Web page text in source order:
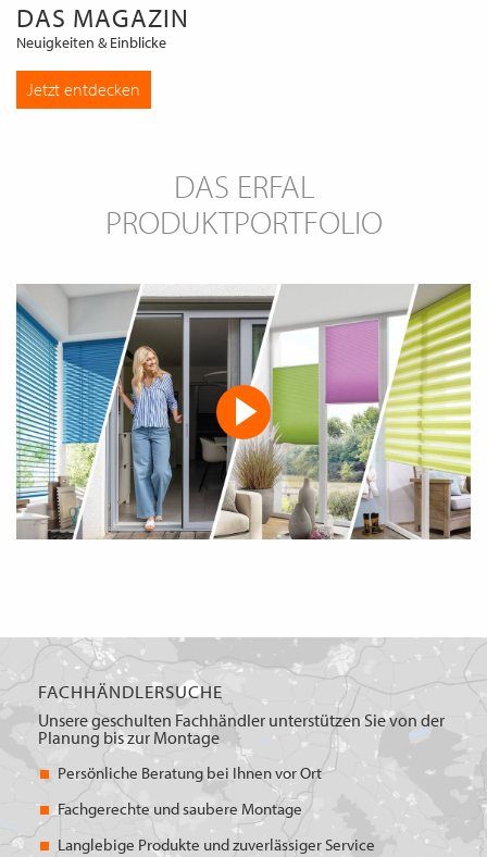
DAS MAGAZIN
Neuigkeiten & Einblicke
Jetzt entdecken
DAS ERFAL
PRODUKTPORTFOLIO
FACHHÄNDLERSUCHE
Unsere geschulten Fachhändler unterstützen Sie von der
Planung bis zur Montage
Persönliche Beratung bei Ihnen vor Ort
Fachgerechte und saubere Montage
Langlebige Produkte und zuverlässiger Service